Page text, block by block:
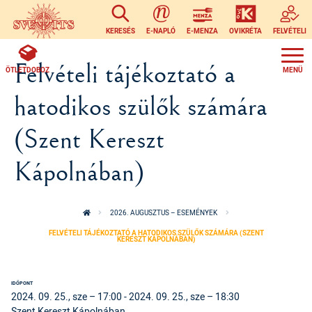
Ugrás a tartalomra
KERESÉS E-NAPLÓ E-MENZA OVIKRÉTA FELVÉTELI
ÖTLETDOBOZ
Felvételi tájékoztató a
hatodikos szülők számára
(Szent Kereszt
Kápolnában)
2026. AUGUSZTUS – ESEMÉNYEK
FELVÉTELI TÁJÉKOZTATÓ A HATODIKOS SZÜLŐK SZÁMÁRA (SZENT
KERESZT KÁPOLNÁBAN)
IDŐPONT
2024. 09. 25., sze – 17:00 -2024. 09. 25., sze – 18:30